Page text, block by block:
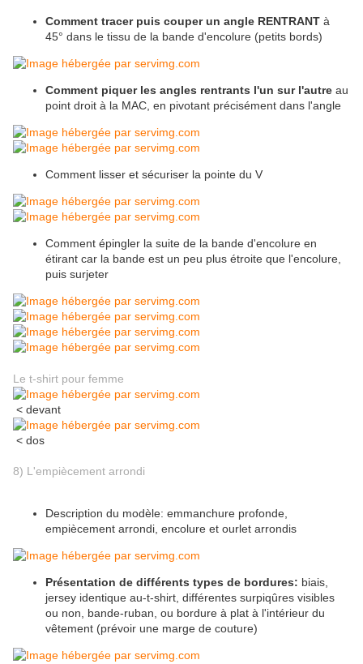
Comment tracer puis couper un angle RENTRANT à
45° dans le tissu de la bande d'encolure (petits bords)
Comment piquer les angles rentrants l'un sur l'autre au
point droit à la MAC, en pivotant précisément dans l'angle
Comment lisser et sécuriser la pointe du V
Comment épingler la suite de la bande d'encolure en
étirant car la bande est un peu plus étroite que l'encolure,
puis surjeter
Le t-shirt pour femme
< devant
< dos
8) L'empiècement arrondi
Description du modèle: emmanchure profonde,
empiècement arrondi, encolure et ourlet arrondis
Présentation de différents types de bordures: biais,
jersey identique au-t-shirt, différentes surpiqûres visibles
ou non, bande-ruban, ou bordure à plat à l'intérieur du
vêtement (prévoir une marge de couture)